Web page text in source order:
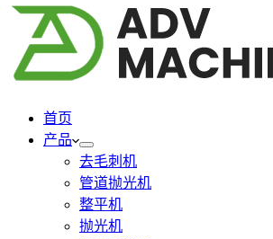
首页
产品
去毛刺机
管道抛光机
整平机
抛光机